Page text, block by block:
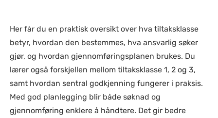
Her får du en praktisk oversikt over hva tiltaksklasse
betyr, hvordan den bestemmes, hva ansvarlig søker
gjør, og hvordan gjennomføringsplanen brukes. Du
lærer også forskjellen mellom tiltaksklasse 1, 2 og 3,
samt hvordan sentral godkjenning fungerer i praksis.
Med god planlegging blir både søknad og
gjennomføring enklere å håndtere. Det gir bedre